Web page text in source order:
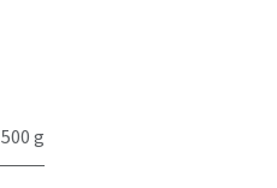
500 g